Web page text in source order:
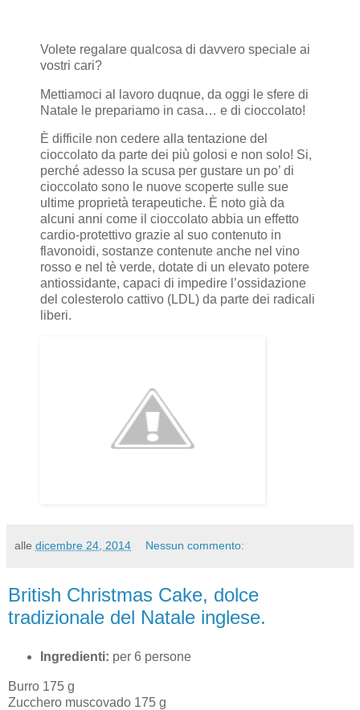
Volete regalare qualcosa di davvero speciale ai
vostri cari?
Mettiamoci al lavoro duqnue, da oggi le sfere di
Natale le prepariamo in casa… e di cioccolato!
È difficile non cedere alla tentazione del
cioccolato da parte dei più golosi e non solo! Si,
perché adesso la scusa per gustare un po’ di
cioccolato sono le nuove scoperte sulle sue
ultime proprietà terapeutiche. È noto già da
alcuni anni come il cioccolato abbia un effetto
cardio-protettivo grazie al suo contenuto in
flavonoidi, sostanze contenute anche nel vino
rosso e nel tè verde, dotate di un elevato potere
antiossidante, capaci di impedire l’ossidazione
del colesterolo cattivo (LDL) da parte dei radicali
liberi.
alle dicembre 24, 2014 Nessun commento:
British Christmas Cake, dolce
tradizionale del Natale inglese.
Ingredienti: per 6 persone
Burro 175 g
Zucchero muscovado 175 g